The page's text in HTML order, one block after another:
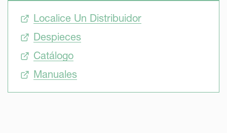
Economía
Invertir en el mejor equipo para sembrar debe tener un
significativamente los rendimientos de la explotación es
ese retorno. Con la Miniair Nova está todo bajo control. La
Localice Un Distribuidor
Despieces
Catálogo
Manuales